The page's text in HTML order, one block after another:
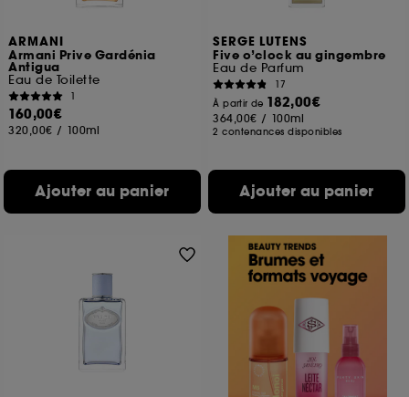
ARMANI
Armani Prive Gardénia
Antigua
Eau de Toilette
1
160,00€
320,00€ / 100ml
Ajouter au panier
SERGE LUTENS
Five o’clock au gingembre
Eau de Parfum
17
À partir de 182,00€
364,00€ / 100ml
2 contenances disponibles
Ajouter au panier